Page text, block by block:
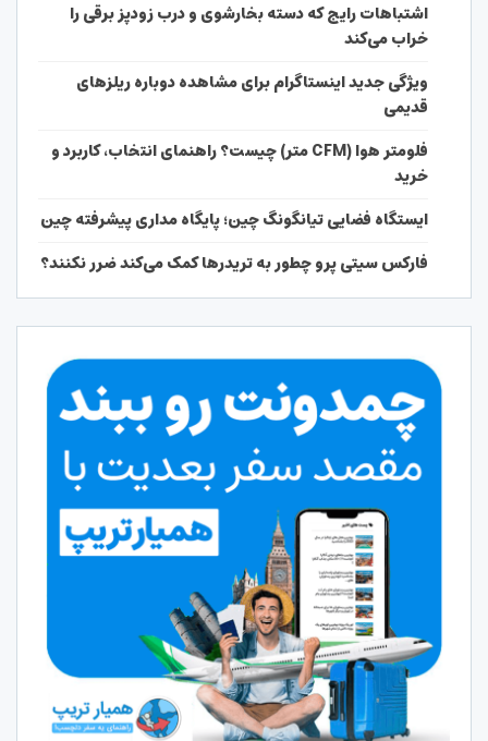
اشتباهات رایج که دسته بخارشوی و درب زودپز برقی را
خراب می‌کند
ویژگی جدید اینستاگرام برای مشاهده دوباره ریلزهای
قدیمی
فلومتر هوا (CFM متر) چیست؟ راهنمای انتخاب، کاربرد و
خرید
ایستگاه فضایی تیانگونگ چین؛ پایگاه مداری پیشرفته چین
فارکس سیتی پرو چطور به تریدرها کمک می‌کند ضرر نکنند؟